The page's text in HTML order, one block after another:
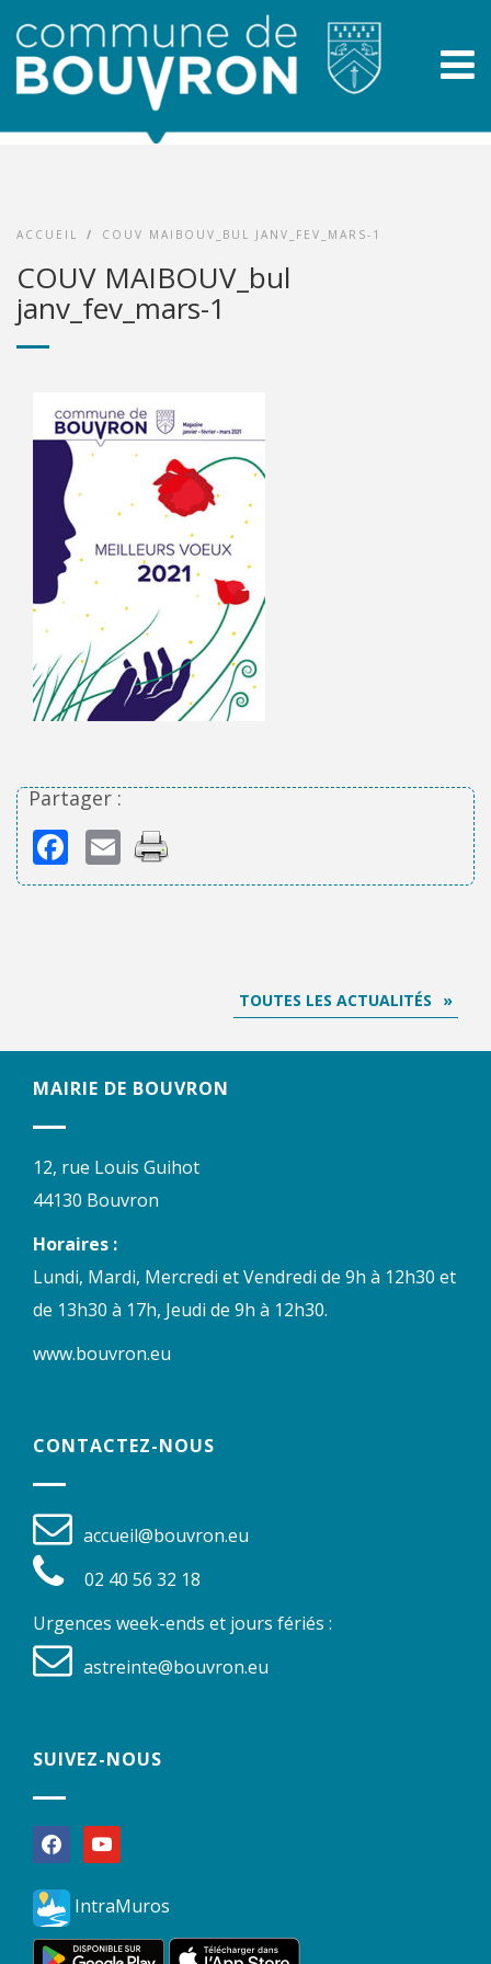
ACCUEIL / COUV MAIBOUV_BUL JANV_FEV_MARS-1
COUV MAIBOUV_bul
janv_fev_mars-1
Partager :
Facebook
Email
TOUTES LES ACTUALITÉS
MAIRIE DE BOUVRON
12, rue Louis Guihot
44130 Bouvron
Horaires :
Lundi, Mardi, Mercredi et Vendredi de 9h à 12h30 et
de 13h30 à 17h, Jeudi de 9h à 12h30.
www.bouvron.eu
CONTACTEZ-NOUS
accueil@bouvron.eu
02 40 56 32 18
Urgences week-ends et jours fériés :
astreinte@bouvron.eu
SUIVEZ-NOUS
facebookyoutube
IntraMuros